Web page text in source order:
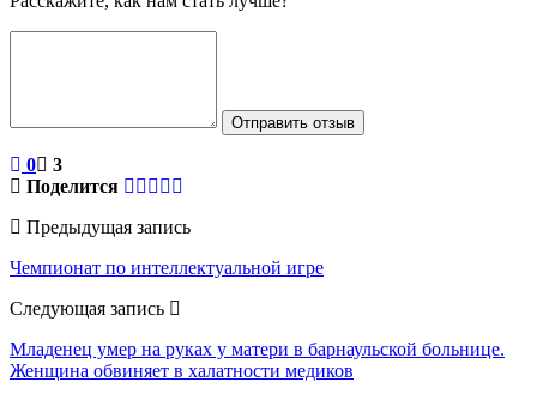
Отправить отзыв
0
3
Поделится
Предыдущая запись
Чемпионат по интеллектуальной игре
Следующая запись
Младенец умер на руках у матери в барнаульской больнице.
Женщина обвиняет в халатности медиков